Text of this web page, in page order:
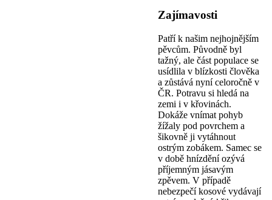
Zajímavosti
Patří k našim nejhojnějším
pěvcům. Původně byl
tažný, ale část populace se
usídlila v blízkosti člověka
a zůstává nyní celoročně v
ČR. Potravu si hledá na
zemi i v křovinách.
Dokáže vnímat pohyb
žížaly pod povrchem a
šikovně ji vytáhnout
ostrým zobákem. Samec se
v době hnízdění ozývá
příjemným jásavým
zpěvem. V případě
nebezpečí kosové vydávají